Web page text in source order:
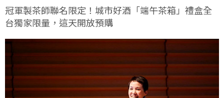
冠軍製茶師聯名限定！城市好酒「端午茶箱」禮盒全
台獨家限量，這天開放預購